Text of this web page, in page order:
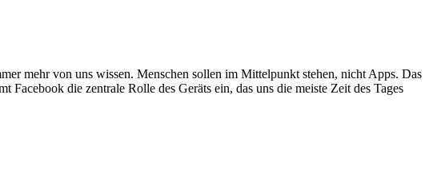
mehr von uns wissen. Menschen sollen im Mittelpunkt stehen, nicht Apps. Das
die zentrale Rolle des Geräts ein, das uns die meiste Zeit des Tages